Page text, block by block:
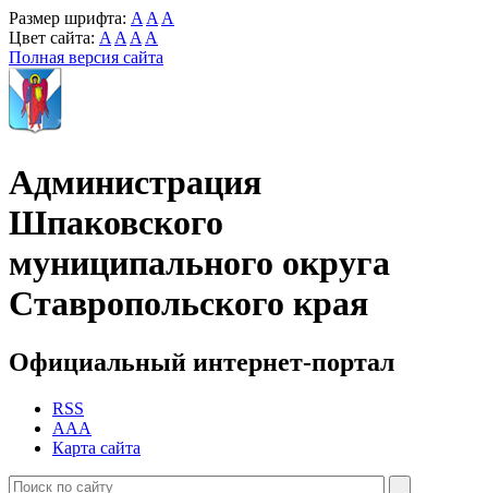
Размер шрифта: A A A
Цвет сайта: A A A A
Полная версия сайта
Администрация
Шпаковского
муниципального округа
Ставропольского края
Официальный интернет-портал
RSS
AAA
Карта сайта